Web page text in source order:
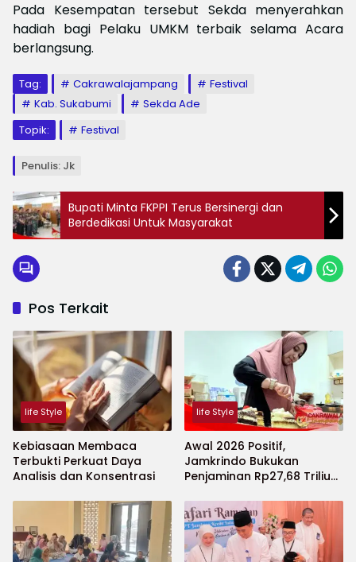
Pada Kesempatan tersebut Sekda menyerahkan
hadiah bagi Pelaku UMKM terbaik selama Acara
berlangsung.
Tag: Cakrawalajampang
Festival
Kab. Sukabumi
Sekda Ade
Topik:
Festival
Penulis: Jk
Bupati Minta FKPPI Terus Bersinergi dan
Berdedikasi Untuk Masyarakat
Pos Terkait
life Style
Kebiasaan Membaca
Terbukti Perkuat Daya
Analisis dan Konsentrasi
life Style
Awal 2026 Positif,
Jamkrindo Bukukan
Penjaminan Rp27,68 Triliun
Tenaga Kerja